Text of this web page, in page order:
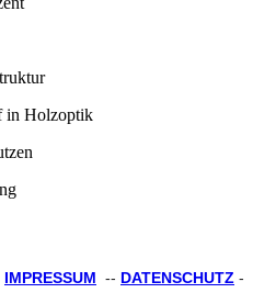
IMPRESSUM -- DATENSCHUTZ -